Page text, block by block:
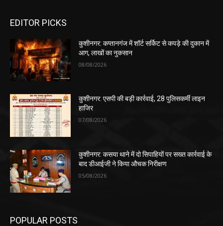
EDITOR PICKS
कुशीनगर: कप्तानगंज में शॉर्ट सर्किट से कपड़े की दुकान में
आग, लाखों का नुकसान
08/08/2026
कुशीनगर: एसपी की बड़ी कार्रवाई, 28 पुलिसकर्मी लाइन
हाजिर
07/08/2026
कुशीनगर: कसया थाने में दो सिपाहियों पर सख्त कार्रवाई के
बाद डीआईजी ने किया औचक निरीक्षण
05/08/2026
POPULAR POSTS